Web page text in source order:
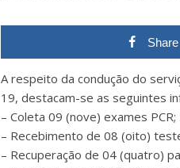
Share
A respeito da condução do
19, destacam-se as seguintes
– Coleta 09 (nove) exames PCR;
– Recebimento de 08 (oito)
– Recuperação de 04 (quatro)